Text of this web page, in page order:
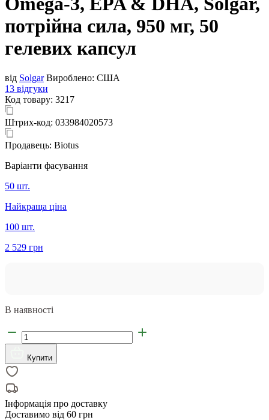
потрійна сила, 950 мг, 50
гелевих капсул
від Solgar Вироблено: США
13 відгуки
Код товару: 3217
Штрих-код: 033984020573
Продавець: Biotus
Варіанти фасування
50 шт.
Найкраща ціна
100 шт.
2 529 грн
В наявності
Купити
Інформація про доставку
Доставимо від 60 грн